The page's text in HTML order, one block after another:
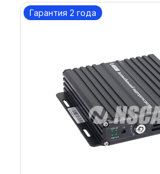
Гарантия 2 года